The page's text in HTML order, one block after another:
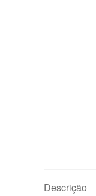
Descrição